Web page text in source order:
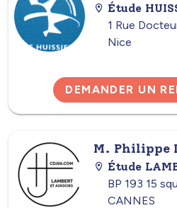
Étude
1 Rue
Nice
DEMANDER UN
M. Philippe
Étude
BP 193 15
CANNES